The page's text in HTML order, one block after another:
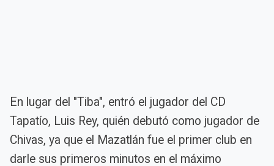
En lugar del "Tiba", entró el jugador del CD
Tapatío, Luis Rey, quién debutó como jugador de
Chivas, ya que el Mazatlán fue el primer club en
darle sus primeros minutos en el máximo